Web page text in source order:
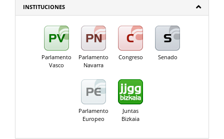
INSTITUCIONES
Parlamento
Vasco
Parlamento
Navarra
Congreso Senado
Parlamento
Europeo
Juntas
Bizkaia